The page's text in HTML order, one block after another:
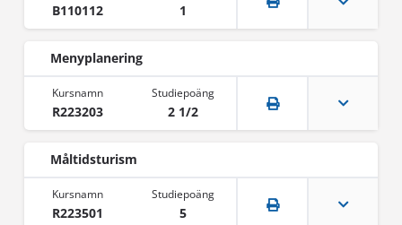
B110112 1
Menyplanering
R223203 2 1/2
Måltidsturism
R223501 5